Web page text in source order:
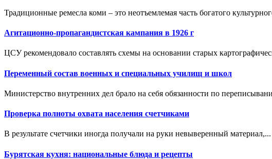
Традиционные ремесла коми – это неотъемлемая часть богатого
Агитационно-пропагандистская кампания в 1926 г
ЦСУ рекомендовало составлять схемы на основании старых
Переменный состав военных и специальных училищ и школ
Министерство внутренних дел брало на себя обязанности по
Проверка полноты охвата населения счетчиками
В результате счетчики иногда получали на руки невыверенный материал,...
Бурятская кухня: национальные блюда и рецепты